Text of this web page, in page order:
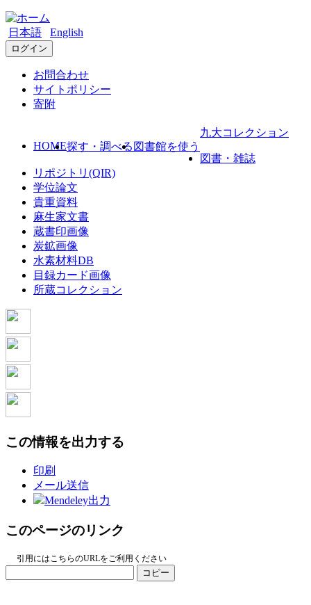
日本語 English
ログイン
お問合わせ
サイトポリシー
寄附
HOME探す・調べる 図書館を使う
九大コレクション
図書・雑誌
リポジトリ(QIR)
学位論文
貴重資料
麻生家文書
蔵書印画像
炭鉱画像
水素材料DB
目録カード画像
所蔵コレクション
この情報を出力する
印刷
メール送信
Mendeley出力
このページのリンク
引用にはこちらのURLをご利用ください
コピー